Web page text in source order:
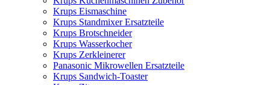
Krups Eismaschine
Krups Standmixer Ersatzteile
Krups Brotschneider
Krups Wasserkocher
Krups Zerkleinerer
Panasonic Mikrowellen Ersatzteile
Krups Sandwich-Toaster